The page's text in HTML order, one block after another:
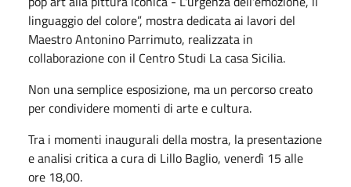
linguaggio del colore”, mostra dedicata ai lavori del
Maestro Antonino Parrimuto, realizzata in
collaborazione con il Centro Studi La casa Sicilia.
Non una semplice esposizione, ma un percorso creato
per condividere momenti di arte e cultura.
Tra i momenti inaugurali della mostra, la presentazione
e analisi critica a cura di Lillo Baglio, venerdì 15 alle
ore 18,00.